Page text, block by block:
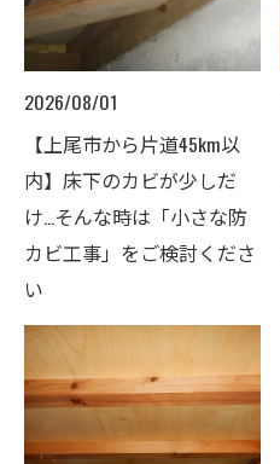
2026/08/01
【上尾市から片道45km以
内】床下のカビが少しだ
け…そんな時は「小さな防
カビ工事」をご検討くださ
い